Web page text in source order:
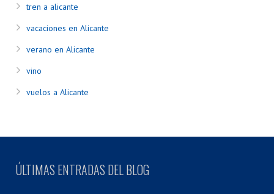
tren a alicante
vacaciones en Alicante
verano en Alicante
vino
vuelos a Alicante
ÚLTIMAS ENTRADAS DEL BLOG